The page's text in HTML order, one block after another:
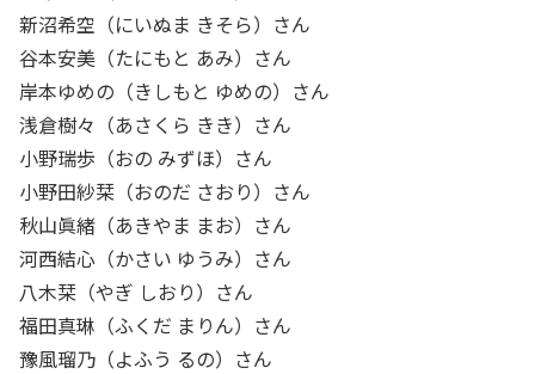
新沼希空（にいぬま きそら）さん
谷本安美（たにもと あみ）さん
岸本ゆめの（きしもと ゆめの）さん
浅倉樹々（あさくら きき）さん
小野瑞歩（おの みずほ）さん
小野田紗栞（おのだ さおり）さん
秋山眞緒（あきやま まお）さん
河西結心（かさい ゆうみ）さん
八木栞（やぎ しおり）さん
福田真琳（ふくだ まりん）さん
豫風瑠乃（よふう るの）さん